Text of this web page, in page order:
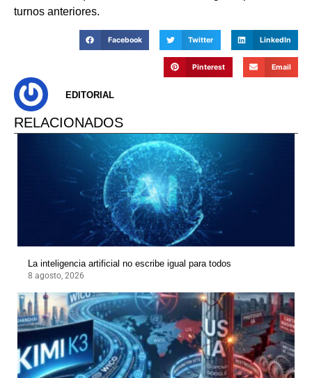
turnos anteriores.
Facebook Twitter LinkedIn
Pinterest Email
EDITORIAL
RELACIONADOS
La inteligencia artificial no escribe igual para todos
8 agosto, 2026